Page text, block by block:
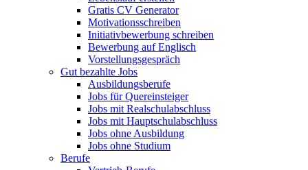
Gratis CV Generator
Motivationsschreiben
Initiativbewerbung schreiben
Bewerbung auf Englisch
Vorstellungsgespräch
Gut bezahlte Jobs
Ausbildungsberufe
Jobs für Quereinsteiger
Jobs mit Realschulabschluss
Jobs mit Hauptschulabschluss
Jobs ohne Ausbildung
Jobs ohne Studium
Berufe